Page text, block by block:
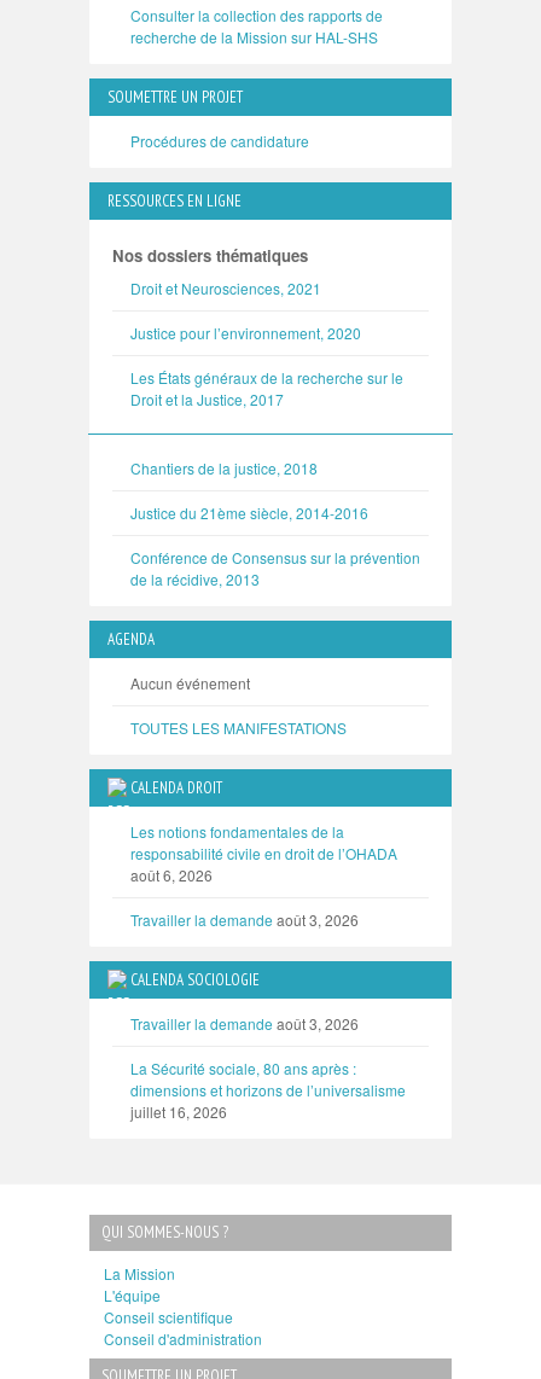
Consulter la collection des rapports de
recherche de la Mission sur HAL-SHS
SOUMETTRE UN PROJET
Procédures de candidature
RESSOURCES EN LIGNE
Nos dossiers thématiques
Droit et Neurosciences, 2021
Justice pour l’environnement, 2020
Les États généraux de la recherche sur le
Droit et la Justice, 2017
Chantiers de la justice, 2018
Justice du 21ème siècle, 2014-2016
Conférence de Consensus sur la prévention
de la récidive, 2013
AGENDA
Aucun événement
TOUTES LES MANIFESTATIONS
CALENDA DROIT
Les notions fondamentales de la
responsabilité civile en droit de l’OHADA
août 6, 2026
Travailler la demande août 3, 2026
CALENDA SOCIOLOGIE
Travailler la demande août 3, 2026
La Sécurité sociale, 80 ans après :
dimensions et horizons de l’universalisme
juillet 16, 2026
QUI SOMMES-NOUS ?
La Mission
L'équipe
Conseil scientifique
Conseil d'administration